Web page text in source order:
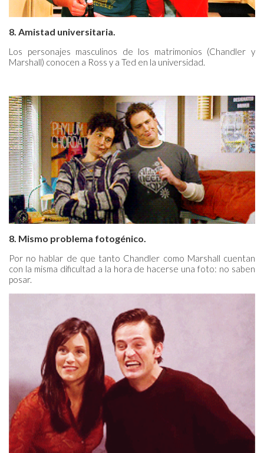
8. Amistad universitaria.
Los personajes masculinos de los matrimonios (Chandler y
Marshall) conocen a Ross y a Ted en la universidad.
8. Mismo problema fotogénico.
Por no hablar de que tanto Chandler como Marshall cuentan
con la misma dificultad a la hora de hacerse una foto: no saben
posar.